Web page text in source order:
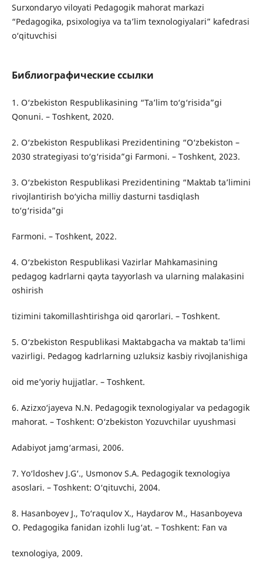
Surxondaryo viloyati Pedagogik mahorat markazi
“Pedagogika, psixologiya va ta’lim texnologiyalari” kafedrasi
o‘qituvchisi
Библиографические ссылки
1. O‘zbekiston Respublikasining “Ta’lim to‘g‘risida”gi
Qonuni. – Toshkent, 2020.
2. O‘zbekiston Respublikasi Prezidentining “O‘zbekiston –
2030 strategiyasi to‘g‘risida”gi Farmoni. – Toshkent, 2023.
3. O‘zbekiston Respublikasi Prezidentining “Maktab ta’limini
rivojlantirish bo‘yicha milliy dasturni tasdiqlash
to‘g‘risida”gi
Farmoni. – Toshkent, 2022.
4. O‘zbekiston Respublikasi Vazirlar Mahkamasining
pedagog kadrlarni qayta tayyorlash va ularning malakasini
oshirish
tizimini takomillashtirishga oid qarorlari. – Toshkent.
5. O‘zbekiston Respublikasi Maktabgacha va maktab ta’limi
vazirligi. Pedagog kadrlarning uzluksiz kasbiy rivojlanishiga
oid me’yoriy hujjatlar. – Toshkent.
6. Azizxo‘jayeva N.N. Pedagogik texnologiyalar va pedagogik
mahorat. – Toshkent: O‘zbekiston Yozuvchilar uyushmasi
Adabiyot jamg‘armasi, 2006.
7. Yo‘ldoshev J.G‘., Usmonov S.A. Pedagogik texnologiya
asoslari. – Toshkent: O‘qituvchi, 2004.
8. Hasanboyev J., To‘raqulov X., Haydarov M., Hasanboyeva
O. Pedagogika fanidan izohli lug‘at. – Toshkent: Fan va
texnologiya, 2009.